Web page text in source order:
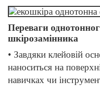
Переваги
шкірозамінника
• Завдяки клейовій
наноситься на
навичках чи